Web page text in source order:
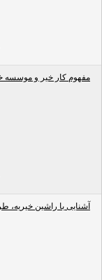
مفهوم کار خیر و موسسه
آشنایی با راشین خیریه،